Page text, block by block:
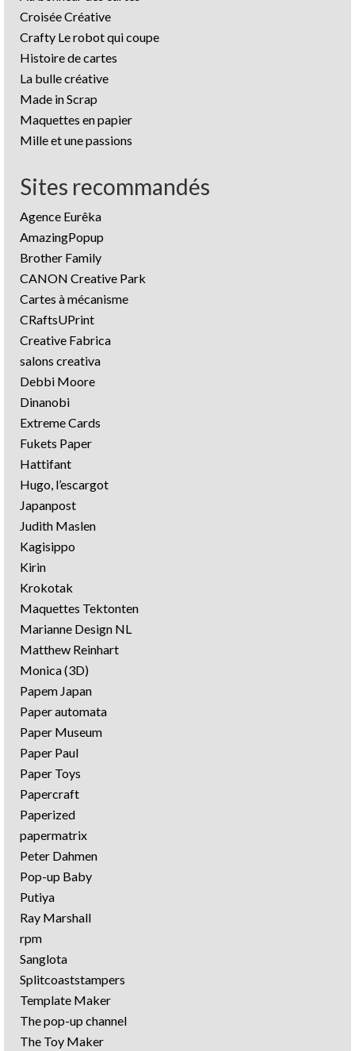
Croisée Créative
Crafty Le robot qui coupe
Histoire de cartes
La bulle créative
Made in Scrap
Maquettes en papier
Mille et une passions
Sites recommandés
Agence Eurêka
AmazingPopup
Brother Family
CANON Creative Park
Cartes à mécanisme
CRaftsUPrint
Creative Fabrica
salons creativa
Debbi Moore
Dinanobi
Extreme Cards
Fukets Paper
Hattifant
Hugo, l’escargot
Japanpost
Judith Maslen
Kagisippo
Kirin
Krokotak
Maquettes Tektonten
Marianne Design NL
Matthew Reinhart
Monica (3D)
Papem Japan
Paper automata
Paper Museum
Paper Paul
Paper Toys
Papercraft
Paperized
papermatrix
Peter Dahmen
Pop-up Baby
Putiya
Ray Marshall
rpm
Sanglota
Splitcoaststampers
Template Maker
The pop-up channel
The Toy Maker